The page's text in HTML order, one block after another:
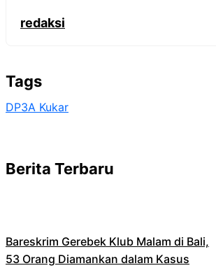
redaksi
Tags
DP3A Kukar
Berita Terbaru
Bareskrim Gerebek Klub Malam di Bali,
53 Orang Diamankan dalam Kasus